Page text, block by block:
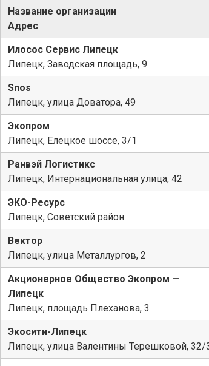
Название организации
Адрес
Илосос Сервис Липецк
Липецк, Заводская площадь, 9
Snos
Липецк, улица Доватора, 49
Экопром
Липецк, Елецкое шоссе, 3/1
Ранвэй Логистикс
Липецк, Интернациональная улица, 42
ЭКО-Ресурс
Липецк, Советский район
Вектор
Липецк, улица Металлургов, 2
Акционерное Общество Экопром —
Липецк
Липецк, площадь Плеханова, 3
Экосити-Липецк
Липецк, улица Валентины Терешковой, 32/